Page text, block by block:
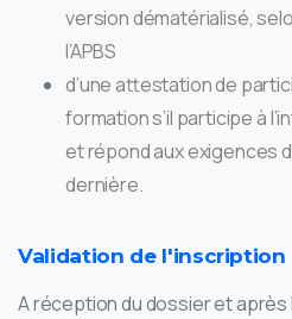
version dématérialisé,
l’APBS
d’une attestation de
formation s’il participe à
et répond aux exigences
dernière.
Validation de l'inscription
A réception du dossier et